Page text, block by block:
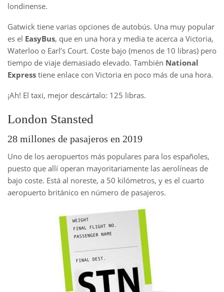
londinense.
Gatwick tiene varias opciones de autobús. Una muy popular
es el EasyBus, que en una hora y media te acerca a Victoria,
Waterloo o Earl’s Court. Coste bajo (menos de 10 libras) pero
tiempo de viaje demasiado elevado. También National
Express tiene enlace con Victoria en poco más de una hora.
¡Ah! El taxi, mejor descártalo: 125 libras.
London Stansted
28 millones de pasajeros en 2019
Uno de los aeropuertos más populares para los españoles,
puesto que allí operan mayoritariamente las aerolíneas de
bajo coste. Está al noreste, a 50 kilómetros, y es el cuarto
aeropuerto británico en número de pasajeros.